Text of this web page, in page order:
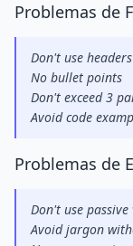
Problemas de
Don't use headers
No bullet points
Don't exceed 3
Avoid code
Problemas de
Don't use passive
Avoid jargon